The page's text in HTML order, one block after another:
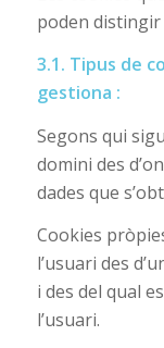
poden
3.1. Tipus de
gestiona :
Segons qui
domini des
dades que
Cookies
l’usuari des
i des del qual
l’usuari.